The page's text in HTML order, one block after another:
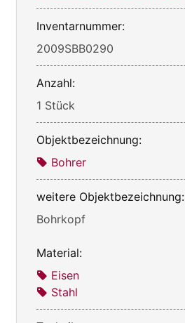
Inventarnummer:
2009SBB0290
Anzahl:
1 Stück
Objektbezeichnung:
Bohrer
weitere Objektbezeichnung:
Bohrkopf
Material:
Eisen
Stahl